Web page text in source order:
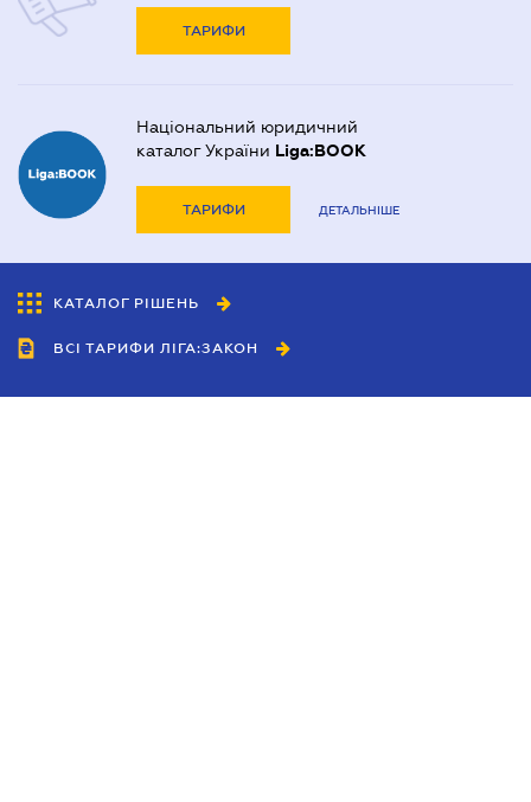
ТАРИФИ
Національний юридичний
каталог України Liga:BOOK
ТАРИФИ ДЕТАЛЬНІШЕ
КАТАЛОГ РІШЕНЬ
ВСІ ТАРИФИ ЛІГА:ЗАКОН